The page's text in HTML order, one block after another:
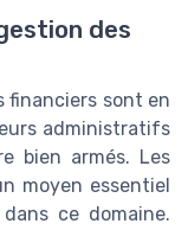
des
financiers sont en
administratifs
bien armés. Les
moyen essentiel
ce domaine.